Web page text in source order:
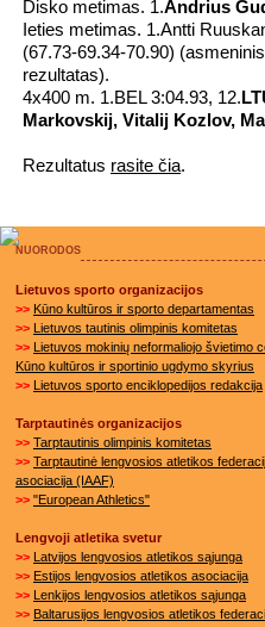
Disko metimas. 1.Andrius
Ieties metimas. 1.Antti
(67.73-69.34-70.90)
rezultatas).
4x400 m. 1.BEL 3:04.93, 12.
Markovskij, Vitalij Kozlov,
Rezultatus rasite čia.
NUORODOS
Lietuvos sporto organizacijos
>> Kūno kultūros ir sporto departamentas
>> Lietuvos tautinis olimpinis komitetas
>> Lietuvos mokinių neformaliojo švietimo
Kūno kultūros ir sportinio ugdymo skyrius
>> Lietuvos sporto enciklopedijos redakcija
Tarptautinės organizacijos
>> Tarptautinis olimpinis komitetas
>> Tarptautinė lengvosios atletikos
asociacija (IAAF)
>> "European Athletics"
Lengvoji atletika svetur
>> Latvijos lengvosios atletikos sąjunga
>> Estijos lengvosios atletikos asociacija
>> Lenkijos lengvosios atletikos sąjunga
>> Baltarusijos lengvosios atletikos